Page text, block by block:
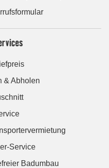
& Abholen
Service
Badumbau